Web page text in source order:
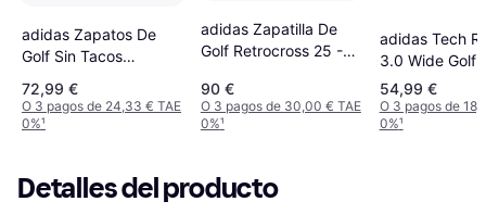
adidas Zapatos De
Golf Sin Tacos
72,99 €
O 3 pagos de 24,33 € TAE
0%¹
adidas Zapatilla De
Golf Retrocross 25 -
90 €
O 3 pagos de 30,00 € TAE
0%¹
adidas Tech
3.0 Wide Golf
Cloud White/
Silver Metallic
54,99 €
O 3 pagos de
0%¹
Detalles del producto